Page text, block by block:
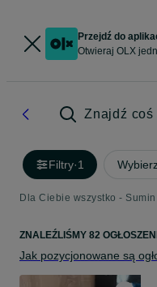
Przejdź do
Otwieraj OLX
Znajdź
Filtry·1
Dla Ciebie wszystko -
ZNALEŹLIŚMY 82
Jak pozycjonowane są